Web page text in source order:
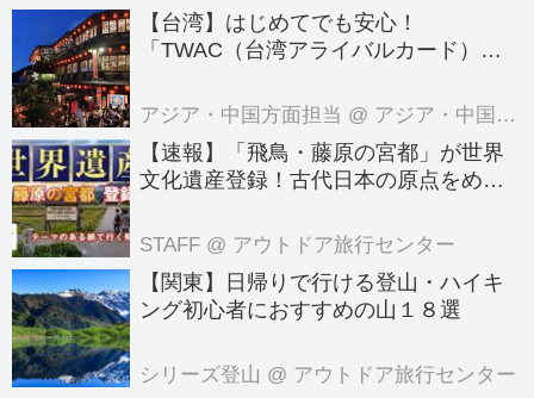
を使ったツアーをご紹介しています。
クラブツーリズム鉄道部のツアーで
のこと、「お父さんと電車好きのお子
さん」でのセット参加、「電車に興味
のあるご家族様皆さん」でのご参加と
【台湾】はじめてでも安心！
「TWAC（台湾アライバルカード）」
アジア・中国方面担当 @ アジア・中国旅行センター
【速報】「飛鳥・藤原の宮都」が世界
文化遺産登録！古代日本の原点をめぐ
のテーマのある旅
STAFF @ アウトドア旅行センター
【関東】日帰りで行ける登山・ハイキ
ング初心者におすすめの山１８選
シリーズ登山 @ アウトドア旅行センター